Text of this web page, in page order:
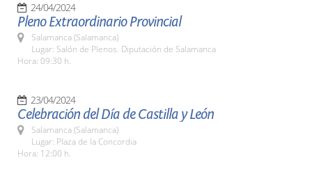
24/04/2024
Pleno Extraordinario Provincial
Salamanca (Salamanca)
Lugar: Salón de Plenos. Diputación de Salamanca
Hora: 09:30 h.
23/04/2024
Celebración del Día de Castilla y León
Salamanca (Salamanca)
Lugar: Plaza de la Concordia
Hora: 12:00 h.